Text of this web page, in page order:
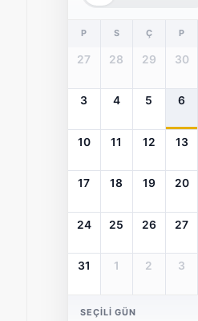
P S Ç P
27 28 29 30
3 4 5 6
10 11 12 13
17 18 19 20
24 25 26 27
31 1 2 3
SEÇILI GÜN